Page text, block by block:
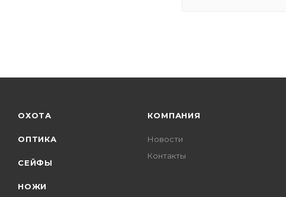
ОХОТА
ОПТИКА
СЕЙФЫ
НОЖИ
КОМПАНИЯ
Новости
Контакты